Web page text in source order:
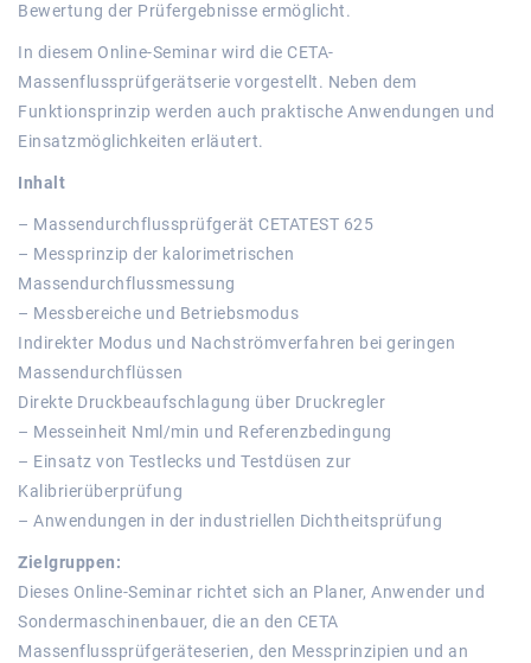
Bewertung der Prüfergebnisse ermöglicht.
In diesem Online-Seminar wird die CETA-
Massenflussprüfgerätserie vorgestellt. Neben dem
Funktionsprinzip werden auch praktische Anwendungen und
Einsatzmöglichkeiten erläutert.
Inhalt
– Massendurchflussprüfgerät CETATEST 625
– Messprinzip der kalorimetrischen
Massendurchflussmessung
– Messbereiche und Betriebsmodus
Indirekter Modus und Nachströmverfahren bei geringen
Massendurchflüssen
Direkte Druckbeaufschlagung über Druckregler
– Messeinheit Nml/min und Referenzbedingung
– Einsatz von Testlecks und Testdüsen zur
Kalibrierüberprüfung
– Anwendungen in der industriellen Dichtheitsprüfung
Zielgruppen:
Dieses Online-Seminar richtet sich an Planer, Anwender und
Sondermaschinenbauer, die an den CETA
Massenflussprüfgeräteserien, den Messprinzipien und an